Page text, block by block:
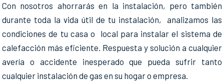
Con nosotros ahorrarás en la instalación, pero también
durante toda la vida útil de tu instalación, analizamos las
condiciones de tu casa o local para instalar el sistema de
calefacción más eficiente. Respuesta y solución a cualquier
avería o accidente inesperado que pueda sufrir tanto
cualquier instalación de gas en su hogar o empresa.